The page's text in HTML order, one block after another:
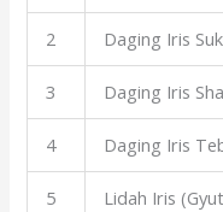
2 Daging Iris
3 Daging Iris
4 Daging Iris
5 Lidah Iris